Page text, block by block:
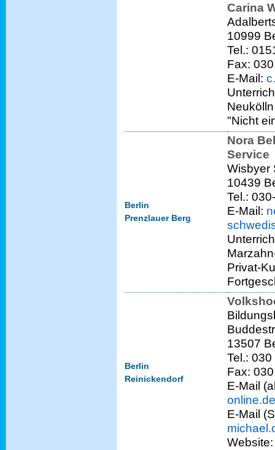
Carina
10999
Tel.:
Fax:
E-Mail:
"Nicht
Berlin
Prenzlauer Berg
Nora
Service
Wisbyer
10439
Tel.:
E-Mail:
Privat-
Berlin
Reinickendorf
13507
Tel.:
Fax:
E-Mail
online.de
E-Mail